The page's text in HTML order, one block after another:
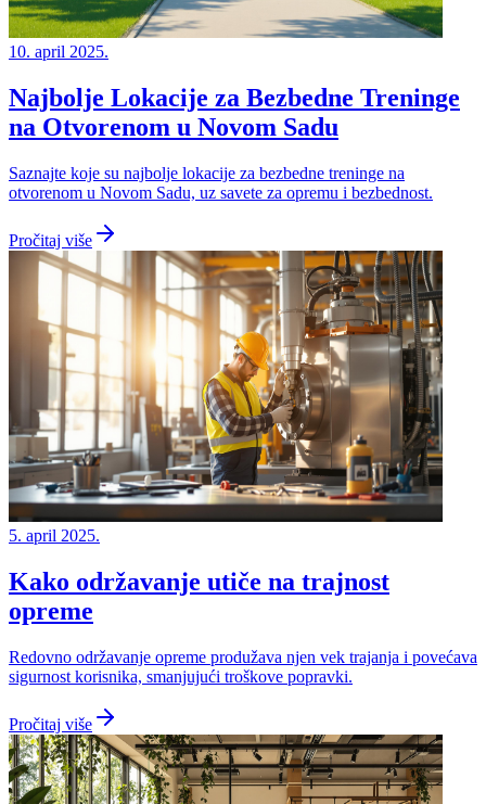
10. april 2025.
Najbolje Lokacije za Bezbedne Treninge
na Otvorenom u Novom Sadu
Saznajte koje su najbolje lokacije za bezbedne treninge na
otvorenom u Novom Sadu, uz savete za opremu i bezbednost.
Pročitaj više
5. april 2025.
Kako održavanje utiče na trajnost
opreme
Redovno održavanje opreme produžava njen vek trajanja i povećava
sigurnost korisnika, smanjujući troškove popravki.
Pročitaj više